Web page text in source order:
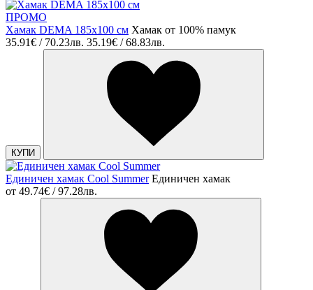
ПРОМО
Хамак DEMA 185x100 см Хамак от 100% памук
35.91€ / 70.23лв. 35.19€ / 68.83лв.
КУПИ
Единичен хамак Cool Summer Единичен хамак
от 49.74€ / 97.28лв.